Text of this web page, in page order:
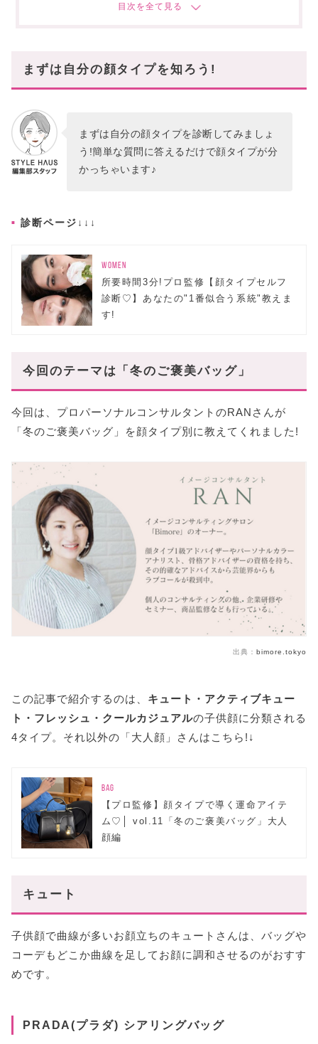
LOEWE(ロエベ) スクイーズ
LOEWE(ロエベ) パズルバッグ
クールカジュアル
お気に入りは見つかりましたか?
まずは自分の顔タイプを知ろう!
まずは自分の顔タイプを診断してみましょ
う!簡単な質問に答えるだけで顔タイプが分
かっちゃいます♪
診断ページ↓↓↓
WOMEN
所要時間3分!プロ監修【顔タイプセルフ
診断♡】あなたの"1番似合う系統"教えま
す!
今回のテーマは「冬のご褒美バッグ」
今回は、プロパーソナルコンサルタントのRANさんが
「冬のご褒美バッグ」を顔タイプ別に教えてくれました!
出典： bimore.tokyo
この記事で紹介するのは、 キュート・アクティブキュー
ト・フレッシュ・クールカジュアルの子供顔に分類される
4タイプ。それ以外の「大人顔」さんはこちら!↓
BAG
【プロ監修】顔タイプで導く運命アイテ
ム♡│ vol.11「冬のご褒美バッグ」大人
顔編
キュート
子供顔で曲線が多いお顔立ちのキュートさんは、バッグや
コーデもどこか曲線を足してお顔に調和させるのがおすす
めです。
PRADA(プラダ) シアリングバッグ